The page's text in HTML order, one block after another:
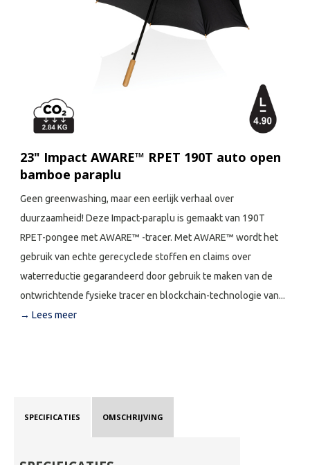
23" Impact AWARE™ RPET 190T auto open
bamboe paraplu
Geen greenwashing, maar een eerlijk verhaal over
duurzaamheid! Deze Impact-paraplu is gemaakt van 190T
RPET-pongee met AWARE™ -tracer. Met AWARE™ wordt het
gebruik van echte gerecyclede stoffen en claims over
waterreductie gegarandeerd door gebruik te maken van de
ontwrichtende fysieke tracer en blockchain-technologie van...
→ Lees meer
SPECIFICATIES OMSCHRIJVING